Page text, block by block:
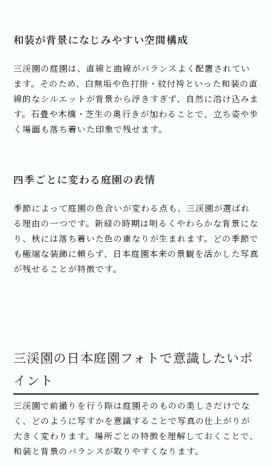
和装が背景になじみやすい空間構成
三渓園の庭園は、直線と曲線がバランスよく配置されてい
ます。そのため、白無垢や色打掛・紋付袴といった和装の直
線的なシルエットが背景から浮きすぎず、自然に溶け込みま
す。石畳や木橋・芝生の奥行きが加わることで、立ち姿や歩
く場面も落ち着いた印象で残せます。
四季ごとに変わる庭園の表情
季節によって庭園の色合いが変わる点も、三渓園が選ばれ
る理由の一つです。新緑の時期は明るくやわらかな背景にな
り、秋には落ち着いた色の重なりが生まれます。どの季節で
も極端な装飾に頼らず、日本庭園本来の景観を活かした写真
が残せることが特徴です。
三渓園の日本庭園フォトで意識したいポ
イント
三渓園で前撮りを行う際は庭園そのものの美しさだけでな
く、どのように写すかを意識することで写真の仕上がりが
大きく変わります。場所ごとの特徴を理解しておくことで、
和装と背景のバランスが取りやすくなります。